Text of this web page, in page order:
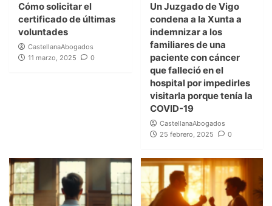
Cómo solicitar el
certificado de últimas
voluntades
CastellanaAbogados
11 marzo, 2025
0
Un Juzgado de Vigo
condena a la Xunta a
indemnizar a los
familiares de una
paciente con cáncer
que falleció en el
hospital por impedirles
visitarla porque tenía la
COVID-19
CastellanaAbogados
25 febrero, 2025
0